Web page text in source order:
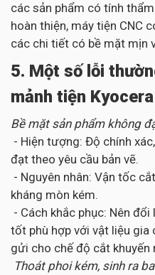
các sản phẩm có tính
hoàn thiện, máy tiện CNC
các chi tiết có bề mặt mịn
5. Một số lỗi
mảnh tiện
Bề mặt sản phẩm không
- Hiện tượng: Độ chính
đạt theo yêu cầu bản vẽ.
- Nguyên nhân: Vận tốc
kháng mòn kém.
- Cách khắc phục: Nên
tốt phù hợp với vật liệu gia
gửi cho chế độ cắt khuyến
Thoát phoi kém, sinh ra